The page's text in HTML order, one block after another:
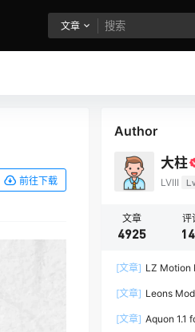
文章
前往下载
Author
大柱
LVIII
文章
4925
评
[文章] LZ Motion
[文章] Leons
[文章] Aquon 1.1